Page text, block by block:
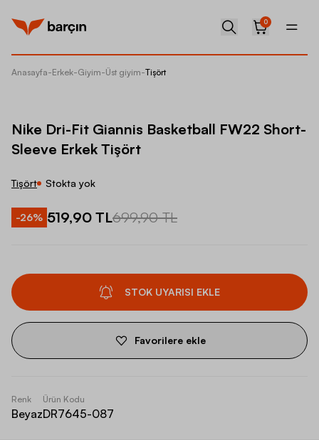
0
Anasayfa-Erkek-Giyim-Üst giyim-Tişört
Nike Dri-Fit Giannis Basketball FW22 Short-
Sleeve Erkek Tişört
Tişört Stokta yok
-26% 519,90 TL699,90 TL
STOK UYARISI EKLE
Favorilere ekle
Renk
Beyaz
Ürün Kodu
DR7645-087